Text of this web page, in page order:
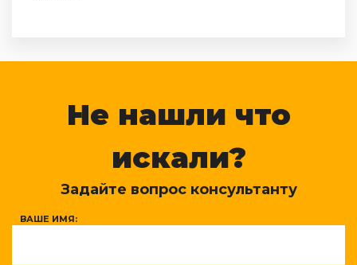
Не нашли что
искали?
Задайте вопрос консультанту
ВАШЕ ИМЯ: